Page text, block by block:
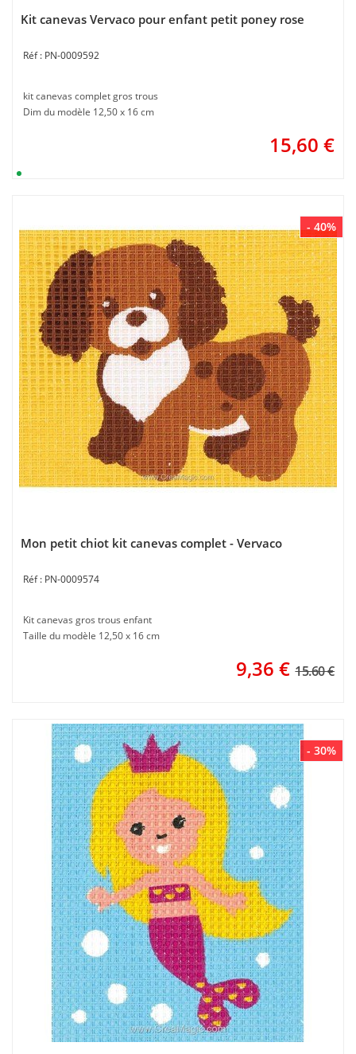
Kit canevas Vervaco pour enfant petit poney rose
PN-0009592
kit canevas complet gros trous
Dim du modèle 12,50 x 16 cm
15,60 €
- 40%
Mon petit chiot kit canevas complet - Vervaco
PN-0009574
Kit canevas gros trous enfant
Taille du modèle 12,50 x 16 cm
9,36 € 15.60 €
- 30%